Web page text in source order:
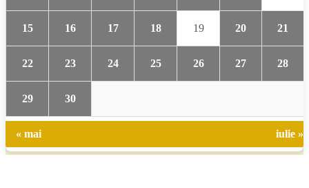
15 16 17 18 19 20 21
22 23 24 25 26 27 28
29 30
« mai iulie »